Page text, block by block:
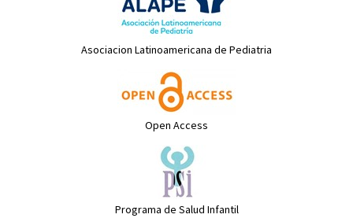
Asociacion Latinoamericana de Pediatria
Open Access
Programa de Salud Infantil